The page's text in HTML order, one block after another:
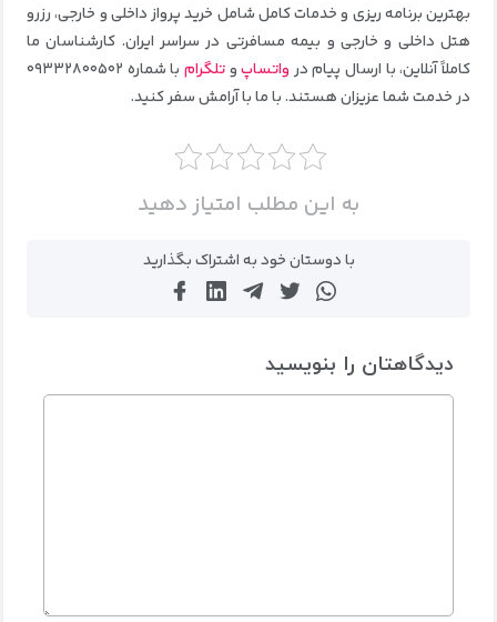
بهترین برنامه‌ ریزی و خدمات کامل شامل خرید پرواز داخلی و خارجی، رزرو
هتل داخلی و خارجی و بیمه مسافرتی در سراسر ایران. کارشناسان ما
کاملاً آنلاین، با ارسال پیام در واتساپوتلگرام
با شماره ۰۹۳۳۲۸۰۰۵۰۲
در خدمت شما عزیزان هستند. با ما با آرامش سفر کنید.
به این مطلب امتیاز دهید
با دوستان خود به اشتراک بگذارید
دیدگاهتان را بنویسید